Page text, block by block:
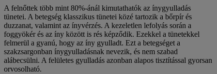
A felnőttek több mint 80%-ánál kimutathatók az ínygyulladás
tünetei. A betegség klasszikus tünetei közé tartozik a bőrpír és
duzzanat, valamint az ínyvérzés. A kezeletlen lefolyás során a
foggyökér és az íny között is rés képződik. Ezekkel a tünetekkel
felmerül a gyanú, hogy az íny gyulladt. Ezt a betegséget a
szakzsargonban ínygyulladásnak nevezik, és nem szabad
alábecsülni. A felületes gyulladás azonban alapos tisztítással gyorsan
orvosolható.